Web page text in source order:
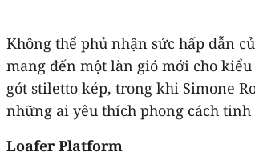
Không thể phủ nhận sức hấp dẫn
mang đến một làn gió mới cho
gót stiletto kép, trong khi Simone
những ai yêu thích phong cách
Loafer Platform